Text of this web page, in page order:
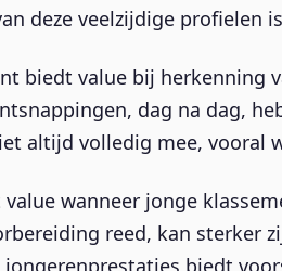
deze veelzijdige profielen
biedt value bij herkenning
dag na dag,
altijd volledig mee, vooral
wanneer jonge
reed, kan sterker
biedt